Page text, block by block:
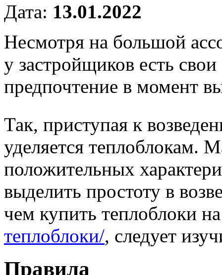
Дата: 13.01.2022
Несмотря на большой
у застройщиков есть
предпочтение в момент
Так, приступая к
уделяется теплоблокам.
положительных
выделить простоту в
чем купить теплоблоки
теплоблоки/, следует
Правила